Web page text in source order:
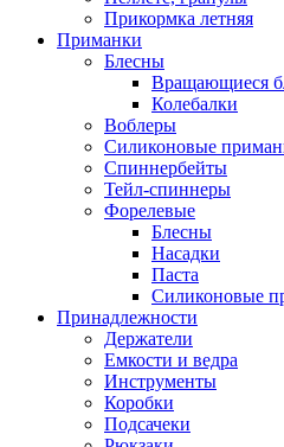
Прикормка летняя
Приманки
Блесны
Вращающиеся
Колебалки
Воблеры
Силиконовые
Спиннербейты
Тейл-спиннеры
Форелевые
Блесны
Насадки
Паста
Силиконовые
Принадлежности
Держатели
Емкости и ведра
Инструменты
Коробки
Подсачеки